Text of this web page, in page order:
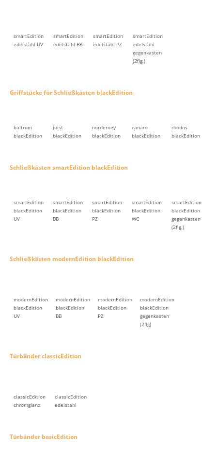
smartEdition
edelstahl UV
smartEdition
edelstahl BB
smartEdition
edelstahl PZ
smartEdition
edelstahl
gegenkasten
(2flg.)
Griffstücke für Schließkästen blackEdition
baltrum
blackEdition
juist
blackEdition
norderney
blackEdition
canaro
blackEdition
rhodos
blackEdition
Schließkästen smartEdition blackEdition
smartEdition
blackEdition
UV
smartEdition
blackEdition
BB
smartEdition
blackEdition
PZ
smartEdition
blackEdition
WC
smartEdition
blackEdition
gegenkasten
(2flg.)
Schließkästen modernEdition blackEdition
modernEdition
blackEdition
UV
modernEdition
blackEdition
BB
modernEdition
blackEdition
PZ
modernEdition
blackEdition
gegenkasten
(2flg)
Türbänder classicEdition
classicEdition
chromglanz
classicEdition
edelstahl
Türbänder basicEdition